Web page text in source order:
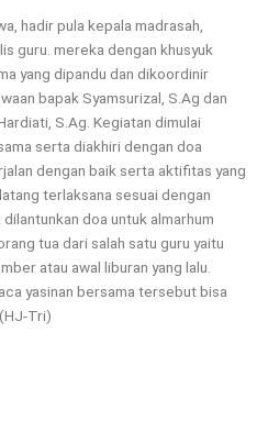
hadir pula kepala madrasah,
guru. mereka dengan khusyuk
yang dipandu dan dikoordinir
bapak Syamsurizal, S.Ag dan
S.Ag. Kegiatan dimulai
serta diakhiri dengan doa
dengan baik serta aktifitas yang
terlaksana sesuai dengan
doa untuk almarhum
tua dari salah satu guru yaitu
atau awal liburan yang lalu.
yasinan bersama tersebut bisa
Tri)